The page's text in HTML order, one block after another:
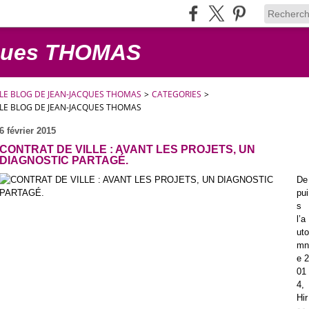
THOMAS
LE BLOG DE JEAN-JACQUES THOMAS > CATEGORIES >
LE BLOG DE JEAN-JACQUES THOMAS
6 février 2015
CONTRAT DE VILLE : AVANT LES PROJETS, UN
DIAGNOSTIC PARTAGÉ.
De
pui
s
l’a
uto
mn
e 2
01
4,
Hir